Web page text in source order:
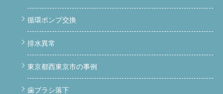
循環ポンプ交換
排水異常
東京都西東京市の事例
歯ブラシ落下